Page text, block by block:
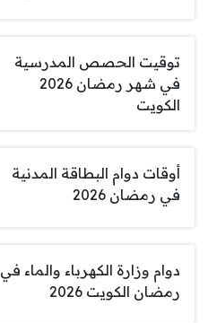
توقيت الحصص المدرسية
في شهر رمضان 2026
الكويت
أوقات دوام البطاقة المدنية
في رمضان 2026
دوام وزارة الكهرباء والماء في
رمضان الكويت 2026